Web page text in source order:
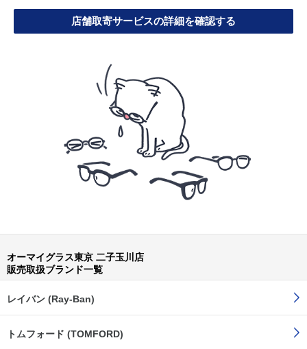
店舗取寄サービスの詳細を確認する
オーマイグラス東京 二子玉川店
販売取扱ブランド一覧
レイバン (Ray-Ban)
トムフォード (TOMFORD)